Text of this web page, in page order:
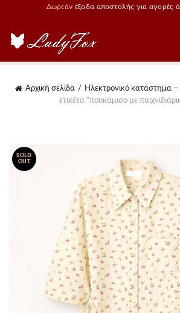
Δωρεάν έξοδα αποστολής για αγορές
Αρχική σελίδα Ηλεκτρονικό κατάστημα –
ετικέτα “πουκάμισο με
SOLD
OUT